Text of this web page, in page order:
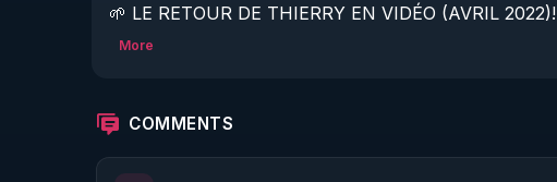
🌱 LE RETOUR DE THIERRY EN VIDÉO (AVRIL 2022)!
🌱 LE MAGAZINE RÉGÉNÈRE
http://rgnr.li/ymag
More
COMMENTS